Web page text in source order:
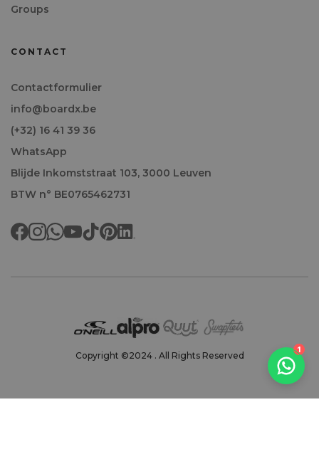
Groups
CONTACT
Contactformulier
info@boardx.be
(+32) 16 41 39 36
WhatsApp
Blijde Inkomststraat 103, 3000 Leuven
BTW n° BE0765462731
Copyright ©2024 . All Rights Reserved
1
Welkom!